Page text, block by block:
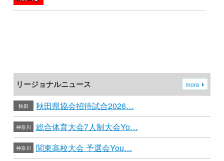
リージョナルニュース more
秋田 秋田県協会招待試合2026…
神奈川 総合体育大会7人制大会Yo…
神奈川 関東高校大会 予選会You…